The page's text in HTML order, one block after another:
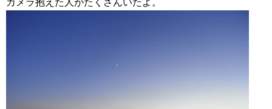
カメラ抱えた人がたくさんいたよ。